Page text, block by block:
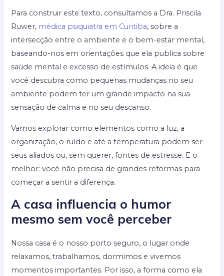
Para construir este texto, consultamos a Dra. Priscila
Ruwer, médica psiquiatra em Curitiba, sobre a
intersecção entre o ambiente e o bem-estar mental,
baseando-nos em orientações que ela publica sobre
saúde mental e excesso de estímulos. A ideia é que
você descubra como pequenas mudanças no seu
ambiente podem ter um grande impacto na sua
sensação de calma e no seu descanso.
Vamos explorar como elementos como a luz, a
organização, o ruído e até a temperatura podem ser
seus aliados ou, sem querer, fontes de estresse. E o
melhor: você não precisa de grandes reformas para
começar a sentir a diferença.
A casa influencia o humor
mesmo sem você perceber
Nossa casa é o nosso porto seguro, o lugar onde
relaxamos, trabalhamos, dormimos e vivemos
momentos importantes. Por isso, a forma como ela